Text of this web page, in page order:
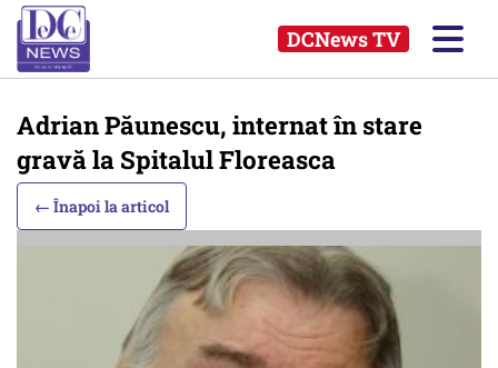
DCNews TV
Adrian Păunescu, internat în stare
gravă la Spitalul Floreasca
← Înapoi la articol